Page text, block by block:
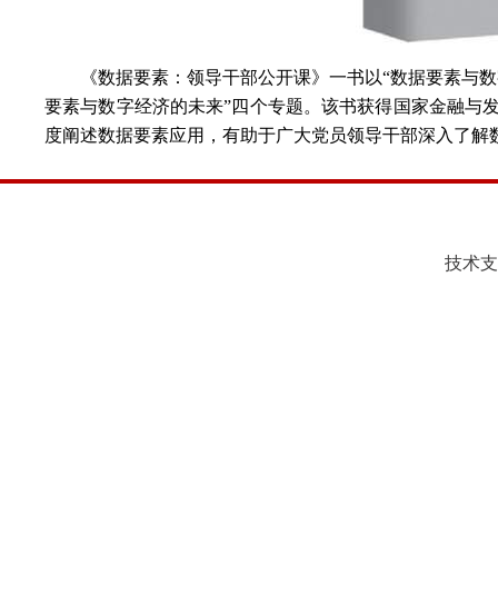
《数据要素：领导干部公开课》一书以“数据要素与
要素与数字经济的未来”四个专题。该书获得国家金融与
度阐述数据要素应用，有助于广大党员领导干部深入了
技术